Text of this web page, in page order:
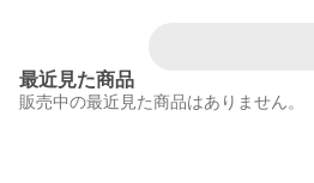
最近見た商品
販売中の最近見た商品はありません。